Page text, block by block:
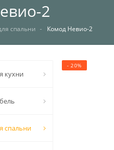
2
спальни Комод Невио-2
кухни
спальни
- 20%